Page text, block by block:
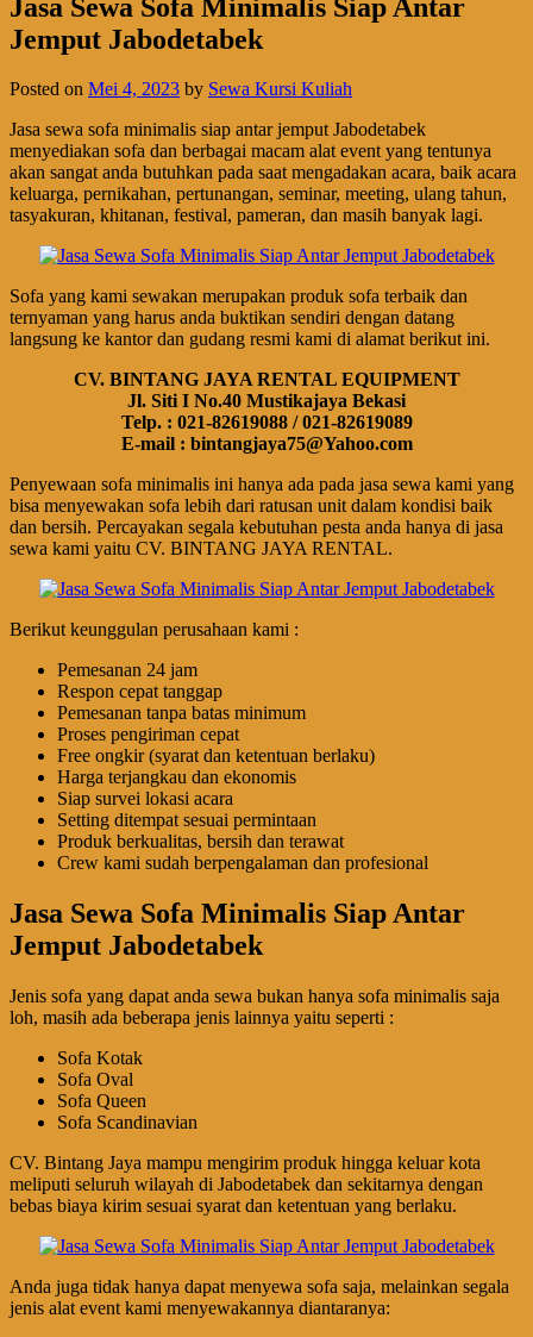
Jasa Sewa Sofa Minimalis Siap Antar
Jemput Jabodetabek
Posted on Mei 4, 2023 by Sewa Kursi Kuliah
Jasa sewa sofa minimalis siap antar jemput Jabodetabek
menyediakan sofa dan berbagai macam alat event yang tentunya
akan sangat anda butuhkan pada saat mengadakan acara, baik acara
keluarga, pernikahan, pertunangan, seminar, meeting, ulang tahun,
tasyakuran, khitanan, festival, pameran, dan masih banyak lagi.
Sofa yang kami sewakan merupakan produk sofa terbaik dan
ternyaman yang harus anda buktikan sendiri dengan datang
langsung ke kantor dan gudang resmi kami di alamat berikut ini.
CV. BINTANG JAYA RENTAL EQUIPMENT
Jl. Siti I No.40 Mustikajaya Bekasi
Telp. : 021-82619088 / 021-82619089
E-mail : bintangjaya75@Yahoo.com
Penyewaan sofa minimalis ini hanya ada pada jasa sewa kami yang
bisa menyewakan sofa lebih dari ratusan unit dalam kondisi baik
dan bersih. Percayakan segala kebutuhan pesta anda hanya di jasa
sewa kami yaitu CV. BINTANG JAYA RENTAL.
Berikut keunggulan perusahaan kami :
Pemesanan 24 jam
Respon cepat tanggap
Pemesanan tanpa batas minimum
Proses pengiriman cepat
Free ongkir (syarat dan ketentuan berlaku)
Harga terjangkau dan ekonomis
Siap survei lokasi acara
Setting ditempat sesuai permintaan
Produk berkualitas, bersih dan terawat
Crew kami sudah berpengalaman dan profesional
Jasa Sewa Sofa Minimalis Siap Antar
Jemput Jabodetabek
Jenis sofa yang dapat anda sewa bukan hanya sofa minimalis saja
loh, masih ada beberapa jenis lainnya yaitu seperti :
Sofa Kotak
Sofa Oval
Sofa Queen
Sofa Scandinavian
CV. Bintang Jaya mampu mengirim produk hingga keluar kota
meliputi seluruh wilayah di Jabodetabek dan sekitarnya dengan
bebas biaya kirim sesuai syarat dan ketentuan yang berlaku.
Anda juga tidak hanya dapat menyewa sofa saja, melainkan segala
jenis alat event kami menyewakannya diantaranya: